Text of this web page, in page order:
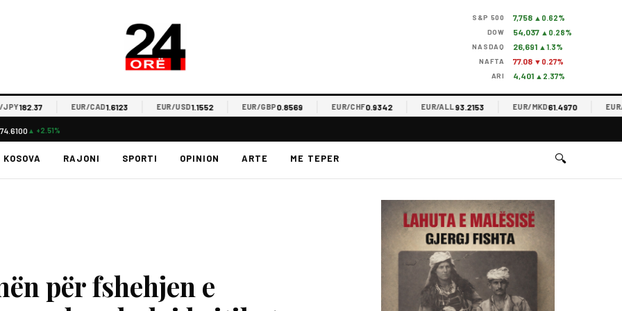
S&P 500 7,758 ▲0.62%
DOW 54,037 ▲0.28%
NASDAQ 26,691 ▲1.3%
NAFTA 77.08 ▼0.27%
ARI 4,401 ▲2.37%
EUR/CAD1.6123 EUR/USD1.1552 EUR/GBP0.8569 EUR/CHF0.9342 EUR/ALL93.2153 EUR/MKD61.4970 EUR/RSD
▲ +2.51%
KOSOVA RAJONI SPORTI OPINION ARTE ME TEPER 🔍
për fshehjen e